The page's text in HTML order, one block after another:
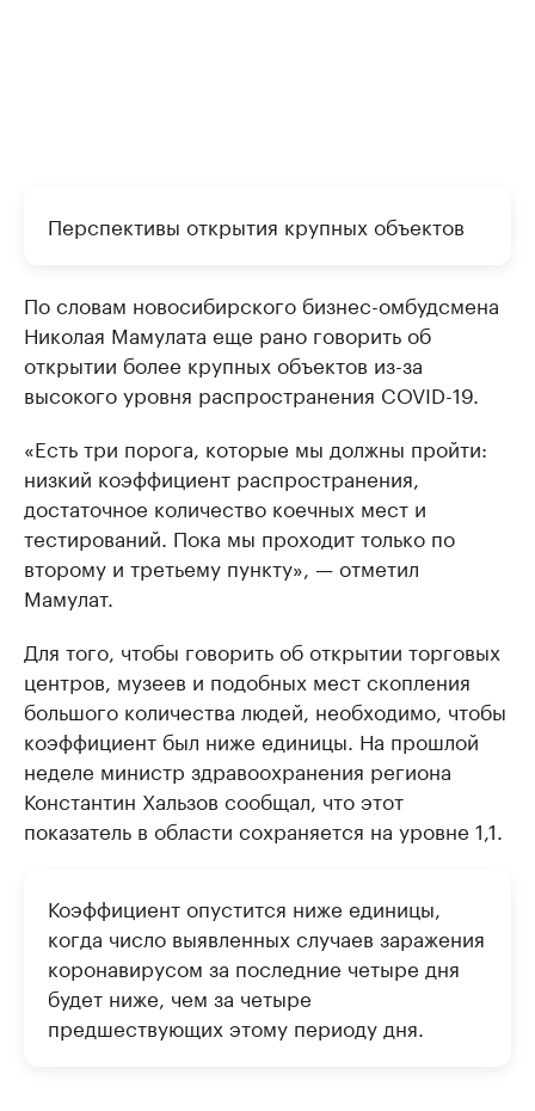
Перспективы открытия крупных объектов
По словам новосибирского бизнес-омбудсмена
Николая Мамулата еще рано говорить об
открытии более крупных объектов из-за
высокого уровня распространения COVID-19.
«Есть три порога, которые мы должны пройти:
низкий коэффициент распространения,
достаточное количество коечных мест и
тестирований. Пока мы проходит только по
второму и третьему пункту», — отметил
Мамулат.
Для того, чтобы говорить об открытии торговых
центров, музеев и подобных мест скопления
большого количества людей, необходимо, чтобы
коэффициент был ниже единицы. На прошлой
неделе министр здравоохранения региона
Константин Хальзов сообщал, что этот
показатель в области сохраняется на уровне 1,1.
Коэффициент опустится ниже единицы,
когда число выявленных случаев заражения
коронавирусом за последние четыре дня
будет ниже, чем за четыре
предшествующих этому периоду дня.